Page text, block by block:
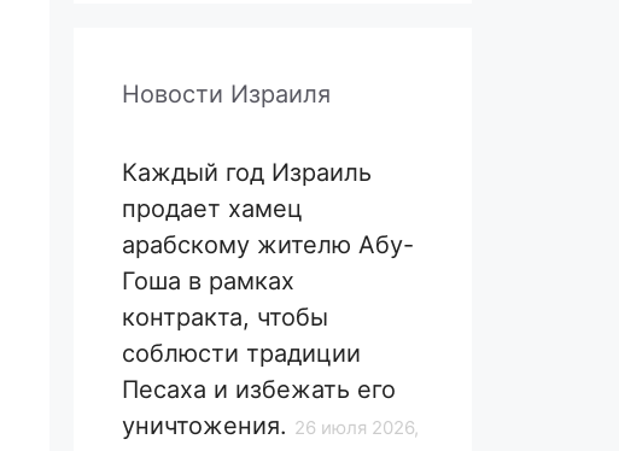
Новости Израиля
Каждый год Израиль
продает хамец
арабскому жителю Абу-
Гоша в рамках
контракта, чтобы
соблюсти традиции
Песаха и избежать его
уничтожения. 26 июля 2026,